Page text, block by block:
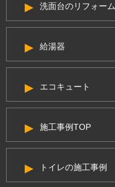
洗面台のリフォーム
給湯器
エコキュート
施工事例TOP
トイレの施工事例